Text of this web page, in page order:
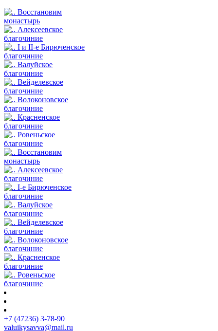
Восстановим
монастырь
Алексеевское
благочиние
I и II-е Бирюченское
благочиние
Валуйское
благочиние
Вейделевское
благочиние
Волоконовское
благочиние
Красненское
благочиние
Ровеньское
благочиние
Восстановим
монастырь
Алексеевское
благочиние
I-е Бирюченское
благочиние
Валуйское
благочиние
Вейделевское
благочиние
Волоконовское
благочиние
Красненское
благочиние
Ровеньское
благочиние
+7 (47236) 3-78-90
valuikysavva@mail.ru